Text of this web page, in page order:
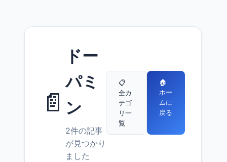
📄
ドー
パミ
ン
2件の記事
が見つかり
ました
📋
全カ
テゴ
リ一
覧
🏠
ホー
ムに
戻る